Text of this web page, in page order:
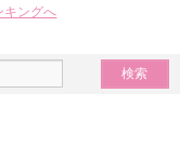
キングへ